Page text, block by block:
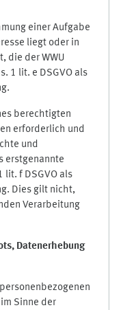
einer Aufgabe
liegt oder in
die der WWU
1 lit. e DSGVO als
berechtigten
erforderlich und
und
erstgenannte
lit. f DSGVO als
Dies gilt nicht,
Verarbeitung
Datenerhebung
Sinne der